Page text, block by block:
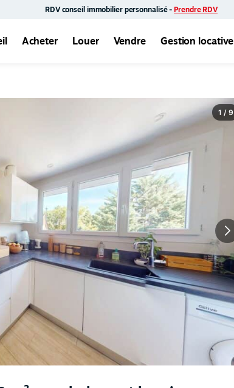
RDV conseil immobilier personnalisé - Prendre RDV
Acheter Louer Vendre Gestion locative
1 / 9